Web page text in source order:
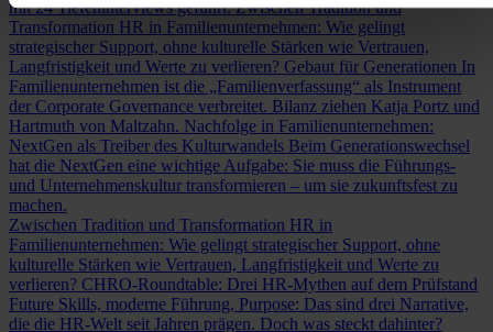
mit 24 Tiefeninterviews geführt.Zwischen Tradition und
Transformation HR in Familienunternehmen: Wie gelingt
strategischer Support, ohne kulturelle Stärken wie Vertrauen,
Langfristigkeit und Werte zu verlieren? Gebaut für Generationen In
Familienunternehmen ist die „Familienverfassung“ als Instrument
der Corporate Governance verbreitet. Bilanz ziehen Katja Portz und
Hartmuth von Maltzahn. Nachfolge in Familienunternehmen:
NextGen als Treiber des Kulturwandels Beim Generationswechsel
hat die NextGen eine wichtige Aufgabe: Sie muss die Führungs-
und Unternehmenskultur transformieren – um sie zukunftsfest zu
machen.
Zwischen Tradition und Transformation HR in
Familienunternehmen: Wie gelingt strategischer Support, ohne
kulturelle Stärken wie Vertrauen, Langfristigkeit und Werte zu
verlieren? CHRO-Roundtable: Drei HR-Mythen auf dem Prüfstand
Future Skills, moderne Führung, Purpose: Das sind drei Narrative,
die die HR-Welt seit Jahren prägen. Doch was steckt dahinter?